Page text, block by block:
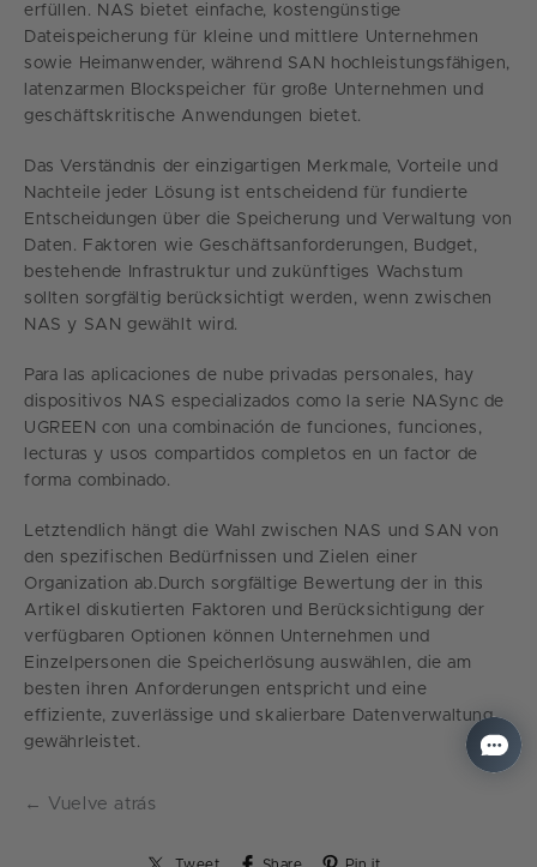
erfüllen. NAS bietet einfache, kostengünstige
Dateispeicherung für kleine und mittlere Unternehmen
sowie Heimanwender, während SAN hochleistungsfähigen,
latenzarmen Blockspeicher für große Unternehmen und
geschäftskritische Anwendungen bietet.
Das Verständnis der einzigartigen Merkmale, Vorteile und
Nachteile jeder Lösung ist entscheidend für fundierte
Entscheidungen über die Speicherung und Verwaltung von
Daten. Faktoren wie Geschäftsanforderungen, Budget,
bestehende Infrastruktur und zukünftiges Wachstum
sollten sorgfältig berücksichtigt werden, wenn zwischen
NAS y SAN gewählt wird.
Para las aplicaciones de nube privadas personales, hay
dispositivos NAS especializados como la serie NASync de
UGREEN con una combinación de funciones, funciones,
lecturas y usos compartidos completos en un factor de
forma combinado.
Letztendlich hängt die Wahl zwischen NAS und SAN von
den spezifischen Bedürfnissen und Zielen einer
Organization ab.Durch sorgfältige Bewertung der in this
Artikel diskutierten Faktoren und Berücksichtigung der
verfügbaren Optionen können Unternehmen und
Einzelpersonen die Speicherlösung auswählen, die am
besten ihren Anforderungen entspricht und eine
effiziente, zuverlässige und skalierbare Datenverwaltung
gewährleistet.
← Vuelve atrás